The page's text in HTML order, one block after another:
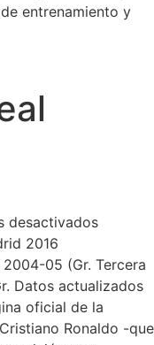
entrenamiento y
desactivadosen
05 (Gr. Tercera
Datos actualizados
oficial de la
Ronaldo -que